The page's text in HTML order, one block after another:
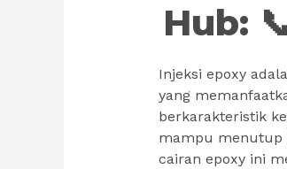
Hub:
Injeksi epoxy
yang
berkarakteristik
mampu menutup
cairan epoxy ini